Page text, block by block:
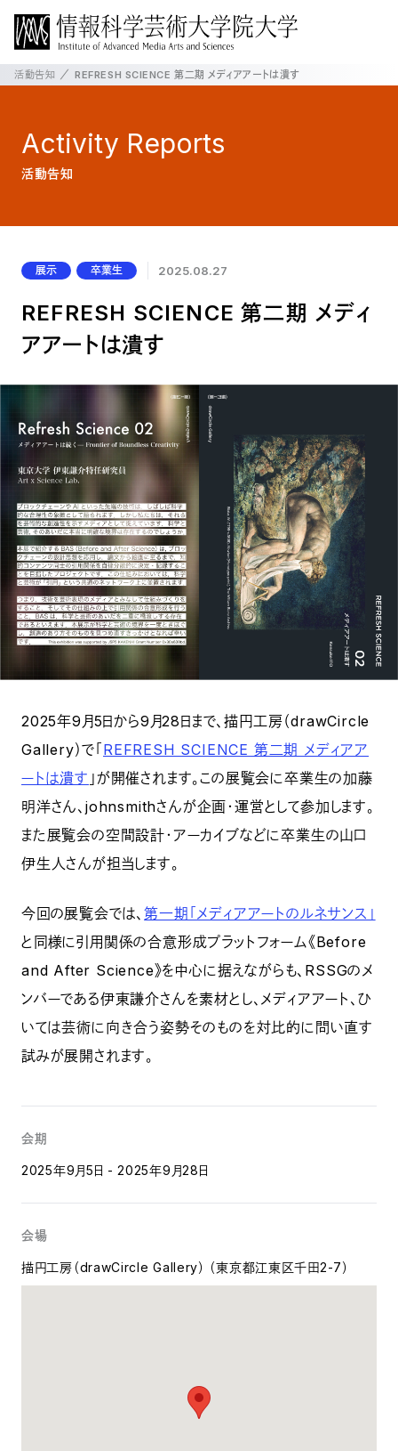
活動告知 REFRESH SCIENCE 第二期 メディアアートは潰す
Activity Reports
活動告知
展示 卒業生 2025.08.27
REFRESH SCIENCE 第二期 メディ
アアートは潰す
2025年9月5日から9月28日まで、描円工房（drawCircle
Gallery）で「REFRESH SCIENCE 第二期 メディアア
ートは潰す 」が開催されます。この展覧会に卒業生の加藤
明洋さん、johnsmithさんが企画・運営として参加します。
また展覧会の空間設計・アーカイブなどに卒業生の山口
伊生人さんが担当します。
今回の展覧会では、第一期「メディアアートのルネサンス」
と同様に引用関係の合意形成プラットフォーム《Before
and After Science》を中心に据えながらも、RSSGのメ
ンバーである伊東謙介さんを素材とし、メディアアート、ひ
いては芸術に向き合う姿勢そのものを対比的に問い直す
試みが展開されます。
会期
2025年9月5日 - 2025年9月28日
会場
描円工房（drawCircle Gallery） （東京都江東区千田2-7）